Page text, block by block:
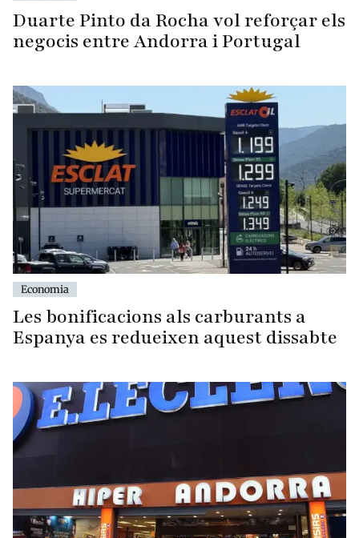
Duarte Pinto da Rocha vol reforçar els
negocis entre Andorra i Portugal
Economia
Les bonificacions als carburants a
Espanya es redueixen aquest dissabte